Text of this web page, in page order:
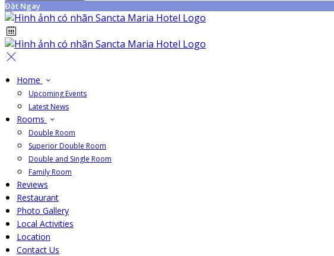
Đặt Ngay
Home
Upcoming Events
Latest News
Rooms
Double Room
Superior Double Room
Double and Single Room
Family Room
Reviews
Restaurant
Photo Gallery
Local Activities
Location
Contact Us